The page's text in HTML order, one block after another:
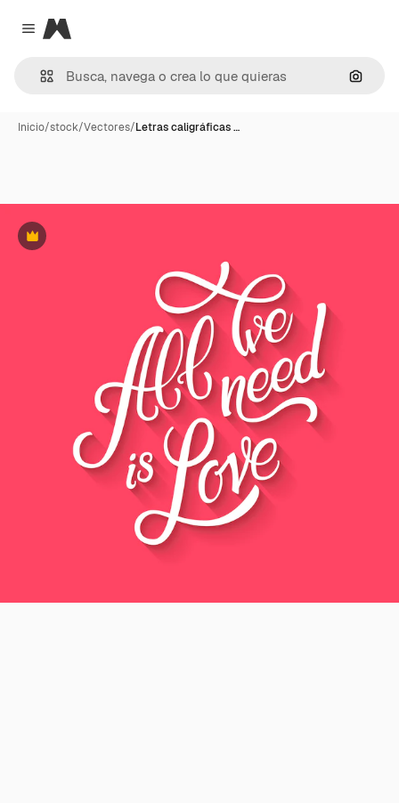
Close menu
Magnific
Inicio/stock/Vectores/Letras caligráficas …
Premium